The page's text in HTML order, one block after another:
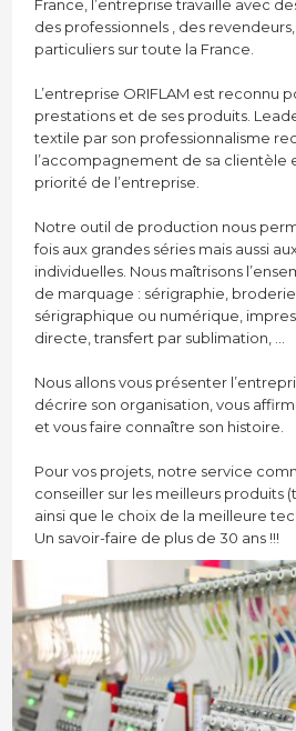
France, l’entreprise travaille avec
des professionnels , des
particuliers sur toute la France.
L’entreprise ORIFLAM est reconnu
prestations et de ses produits.
textile par son professionnalisme
l’accompagnement de sa clientèle
priorité de l’entreprise.
Notre outil de production nous
fois aux grandes séries mais aussi
individuelles. Nous maîtrisons
de marquage : sérigraphie,
sérigraphique ou numérique,
directe, transfert par sublimation, …
Nous allons vous présenter
décrire son organisation, vous
et vous faire connaître son histoire.
Pour vos projets, notre service
conseiller sur les meilleurs produits
ainsi que le choix de la meilleure
Un savoir-faire de plus de 30 ans !!!